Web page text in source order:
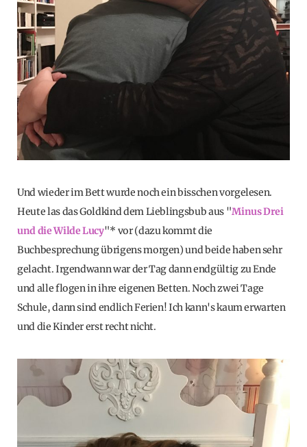
Und wieder im Bett wurde noch ein bisschen vorgelesen.
Heute las das Goldkind dem Lieblingsbub aus "Minus Drei
und die Wilde Lucy"* vor (dazu kommt die
Buchbesprechung übrigens morgen) und beide haben sehr
gelacht. Irgendwann war der Tag dann endgültig zu Ende
und alle flogen in ihre eigenen Betten. Noch zwei Tage
Schule, dann sind endlich Ferien! Ich kann's kaum erwarten
und die Kinder erst recht nicht.